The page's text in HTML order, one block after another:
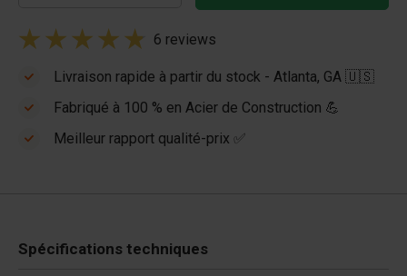
6 reviews
Livraison rapide à partir du stock - Atlanta, GA 🇺🇸
Fabriqué à 100 % en Acier de Construction 💪
Meilleur rapport qualité-prix ✅
Spécifications techniques